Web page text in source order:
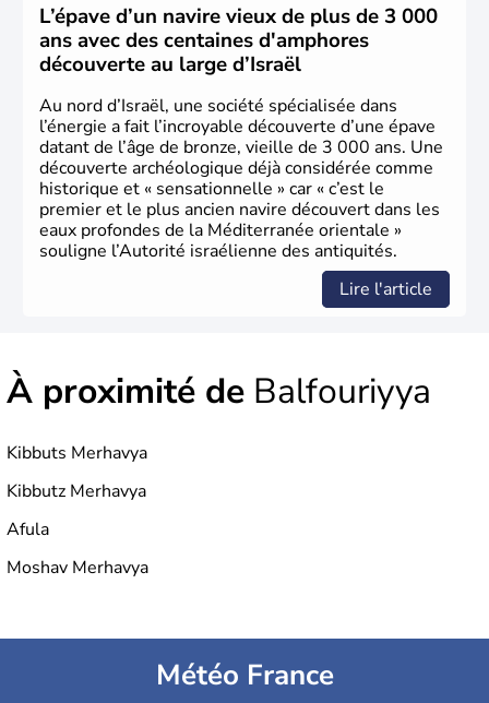
L’épave d’un navire vieux de plus de 3 000
ans avec des centaines d'amphores
découverte au large d’Israël
Au nord d’Israël, une société spécialisée dans
l’énergie a fait l’incroyable découverte d’une épave
datant de l’âge de bronze, vieille de 3 000 ans. Une
découverte archéologique déjà considérée comme
historique et « sensationnelle » car « c’est le
premier et le plus ancien navire découvert dans les
eaux profondes de la Méditerranée orientale »
souligne l’Autorité israélienne des antiquités.
Lire l'article
À proximité de Balfouriyya
Kibbuts Merhavya
Kibbutz Merhavya
Afula
Moshav Merhavya
Météo France